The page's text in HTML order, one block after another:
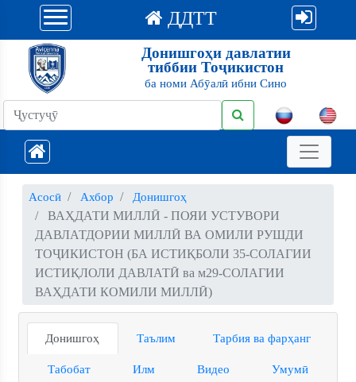
ДДТТ
Донишгоҳи давлатии
тиббии Тоҷикистон
ба номи Абӯалӣ ибни Сино
Асосӣ Ахбор Донишгоҳ
ВАҲДАТИ МИЛЛӢ - ПОЯИ УСТУВОРИ
ДАВЛАТДОРИИ МИЛЛӢ ВА ОМИЛИ РУШДИ
ТОҶИКИСТОН (БА ИСТИҚБОЛИ 35-СОЛАГИИ
ИСТИҚЛОЛИ ДАВЛАТӢ ва м29-СОЛАГИИ
ВАҲДАТИ КОМИЛИ МИЛЛӢ)
Донишгоҳ Таълим Тарбия ва фарҳанг
Табобат Илм Видео Умумӣ